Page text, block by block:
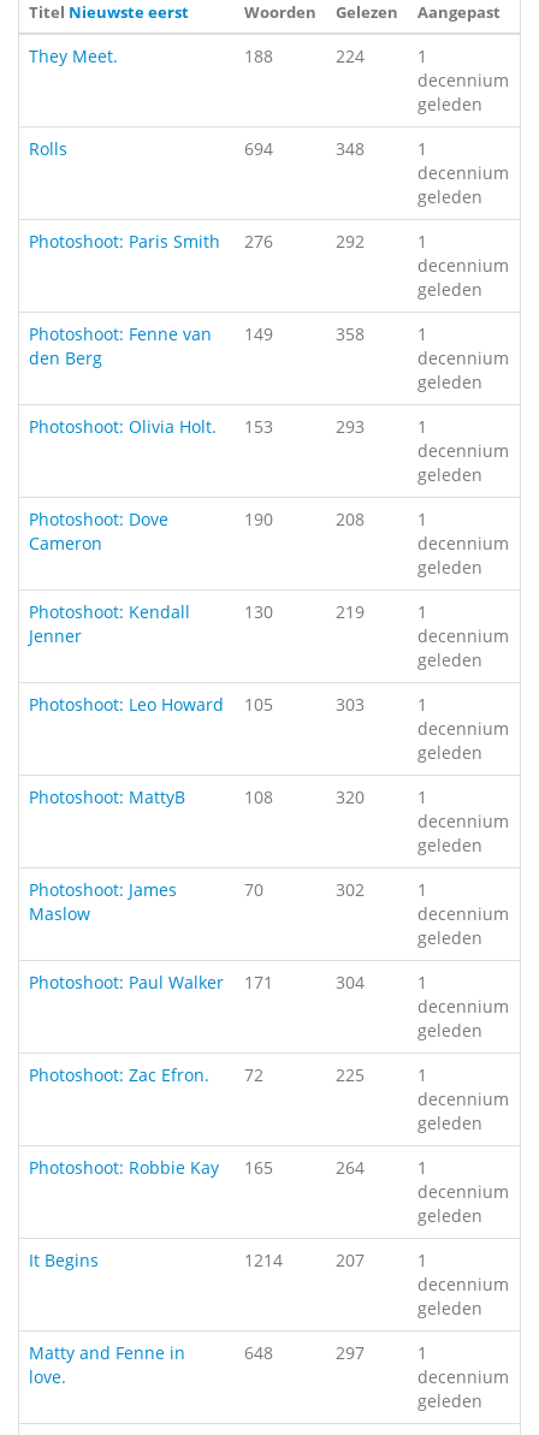
Titel Nieuwste eerst Woorden Gelezen Aangepast
They Meet. 188 224
1
decennium
geleden
Rolls
694 348
1
decennium
geleden
Photoshoot: Paris Smith
276 292
1
decennium
geleden
Photoshoot: Fenne van
den Berg
149 358
1
decennium
geleden
Photoshoot: Olivia Holt.
153 293
1
decennium
geleden
Photoshoot: Dove
Cameron
190 208
1
decennium
geleden
Photoshoot: Kendall
Jenner
130 219
1
decennium
geleden
Photoshoot: Leo Howard
105 303
1
decennium
geleden
Photoshoot: MattyB
108 320
1
decennium
geleden
Photoshoot: James
Maslow
70 302
1
decennium
geleden
Photoshoot: Paul Walker
171 304
1
decennium
geleden
Photoshoot: Zac Efron.
72 225
1
decennium
geleden
Photoshoot: Robbie Kay
165 264
1
decennium
geleden
It Begins
1214 207
1
decennium
geleden
Matty and Fenne in
love.
648 297
1
decennium
geleden